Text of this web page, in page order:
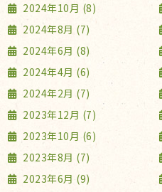
2024年10月 (8)
2024年8月 (7)
2024年6月 (8)
2024年4月 (6)
2024年2月 (7)
2023年12月 (7)
2023年10月 (6)
2023年8月 (7)
2023年6月 (9)